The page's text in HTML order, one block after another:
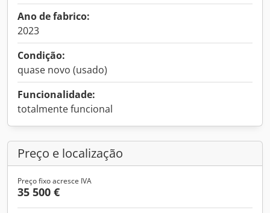
Ano de fabrico:
2023
Condição:
quase novo (usado)
Funcionalidade:
totalmente funcional
Preço e localização
Preço fixo acresce IVA
35 500 €